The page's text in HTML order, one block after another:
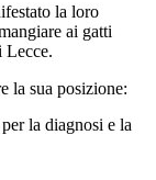
la loro
ai gatti
Lecce.
la sua posizione:
la diagnosi e la